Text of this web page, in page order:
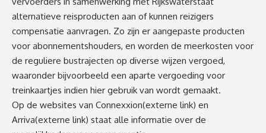
alternatieve reisproducten aan of kunnen reizigers
compensatie aanvragen. Zo zijn er aangepaste producten
voor abonnementshouders, en worden de meerkosten voor
de reguliere bustrajecten op diverse wijzen vergoed,
waaronder bijvoorbeeld een aparte vergoeding voor
treinkaartjes indien hier gebruik van wordt gemaakt.
Op de websites van Connexxion(externe link) en
Arriva(externe link) staat alle informatie over de